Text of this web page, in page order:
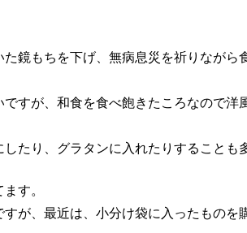
鏡もちを下げ、無病息災を祈りながら
すが、和食を食べ飽きたころなので洋
たり、グラタンに入れたりすることも
す。
が、最近は、小分け袋に入ったものを